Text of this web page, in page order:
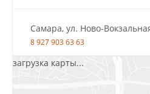
Самара, ул. Ново-
8 927 903 63 63
загрузка карты...